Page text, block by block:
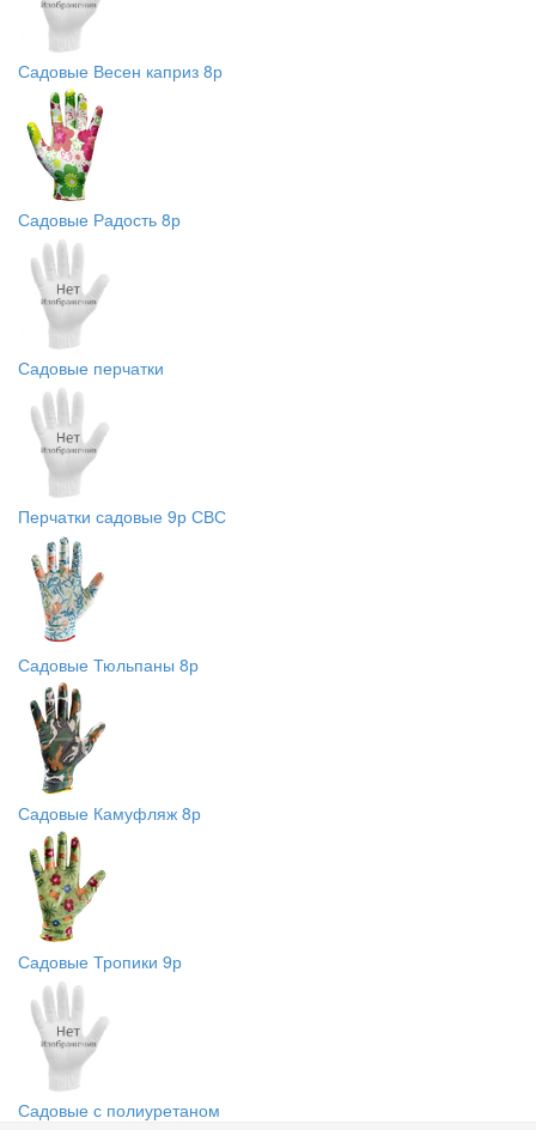
Садовые Весен каприз 8р
Садовые Радость 8р
Садовые перчатки
Перчатки садовые 9р СВС
Садовые Тюльпаны 8р
Садовые Камуфляж 8р
Садовые Тропики 9р
Садовые с полиуретаном